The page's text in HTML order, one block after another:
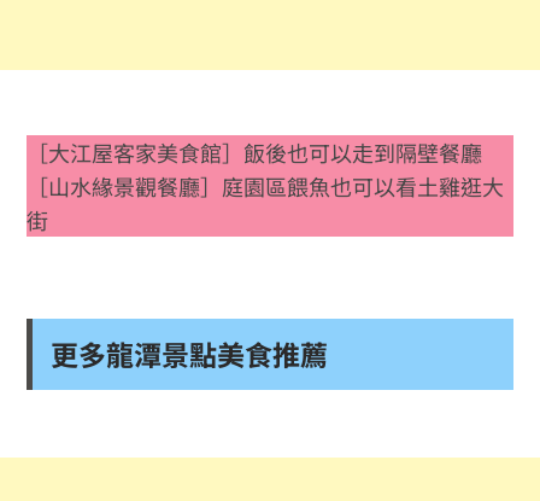
［大江屋客家美食館］飯後也可以走到隔壁餐廳
［山水緣景觀餐廳］庭園區餵魚也可以看土雞逛大
街
更多龍潭景點美食推薦